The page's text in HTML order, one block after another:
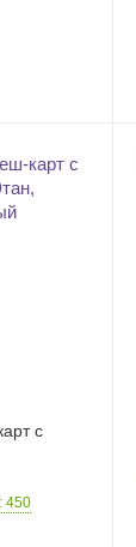
с
450